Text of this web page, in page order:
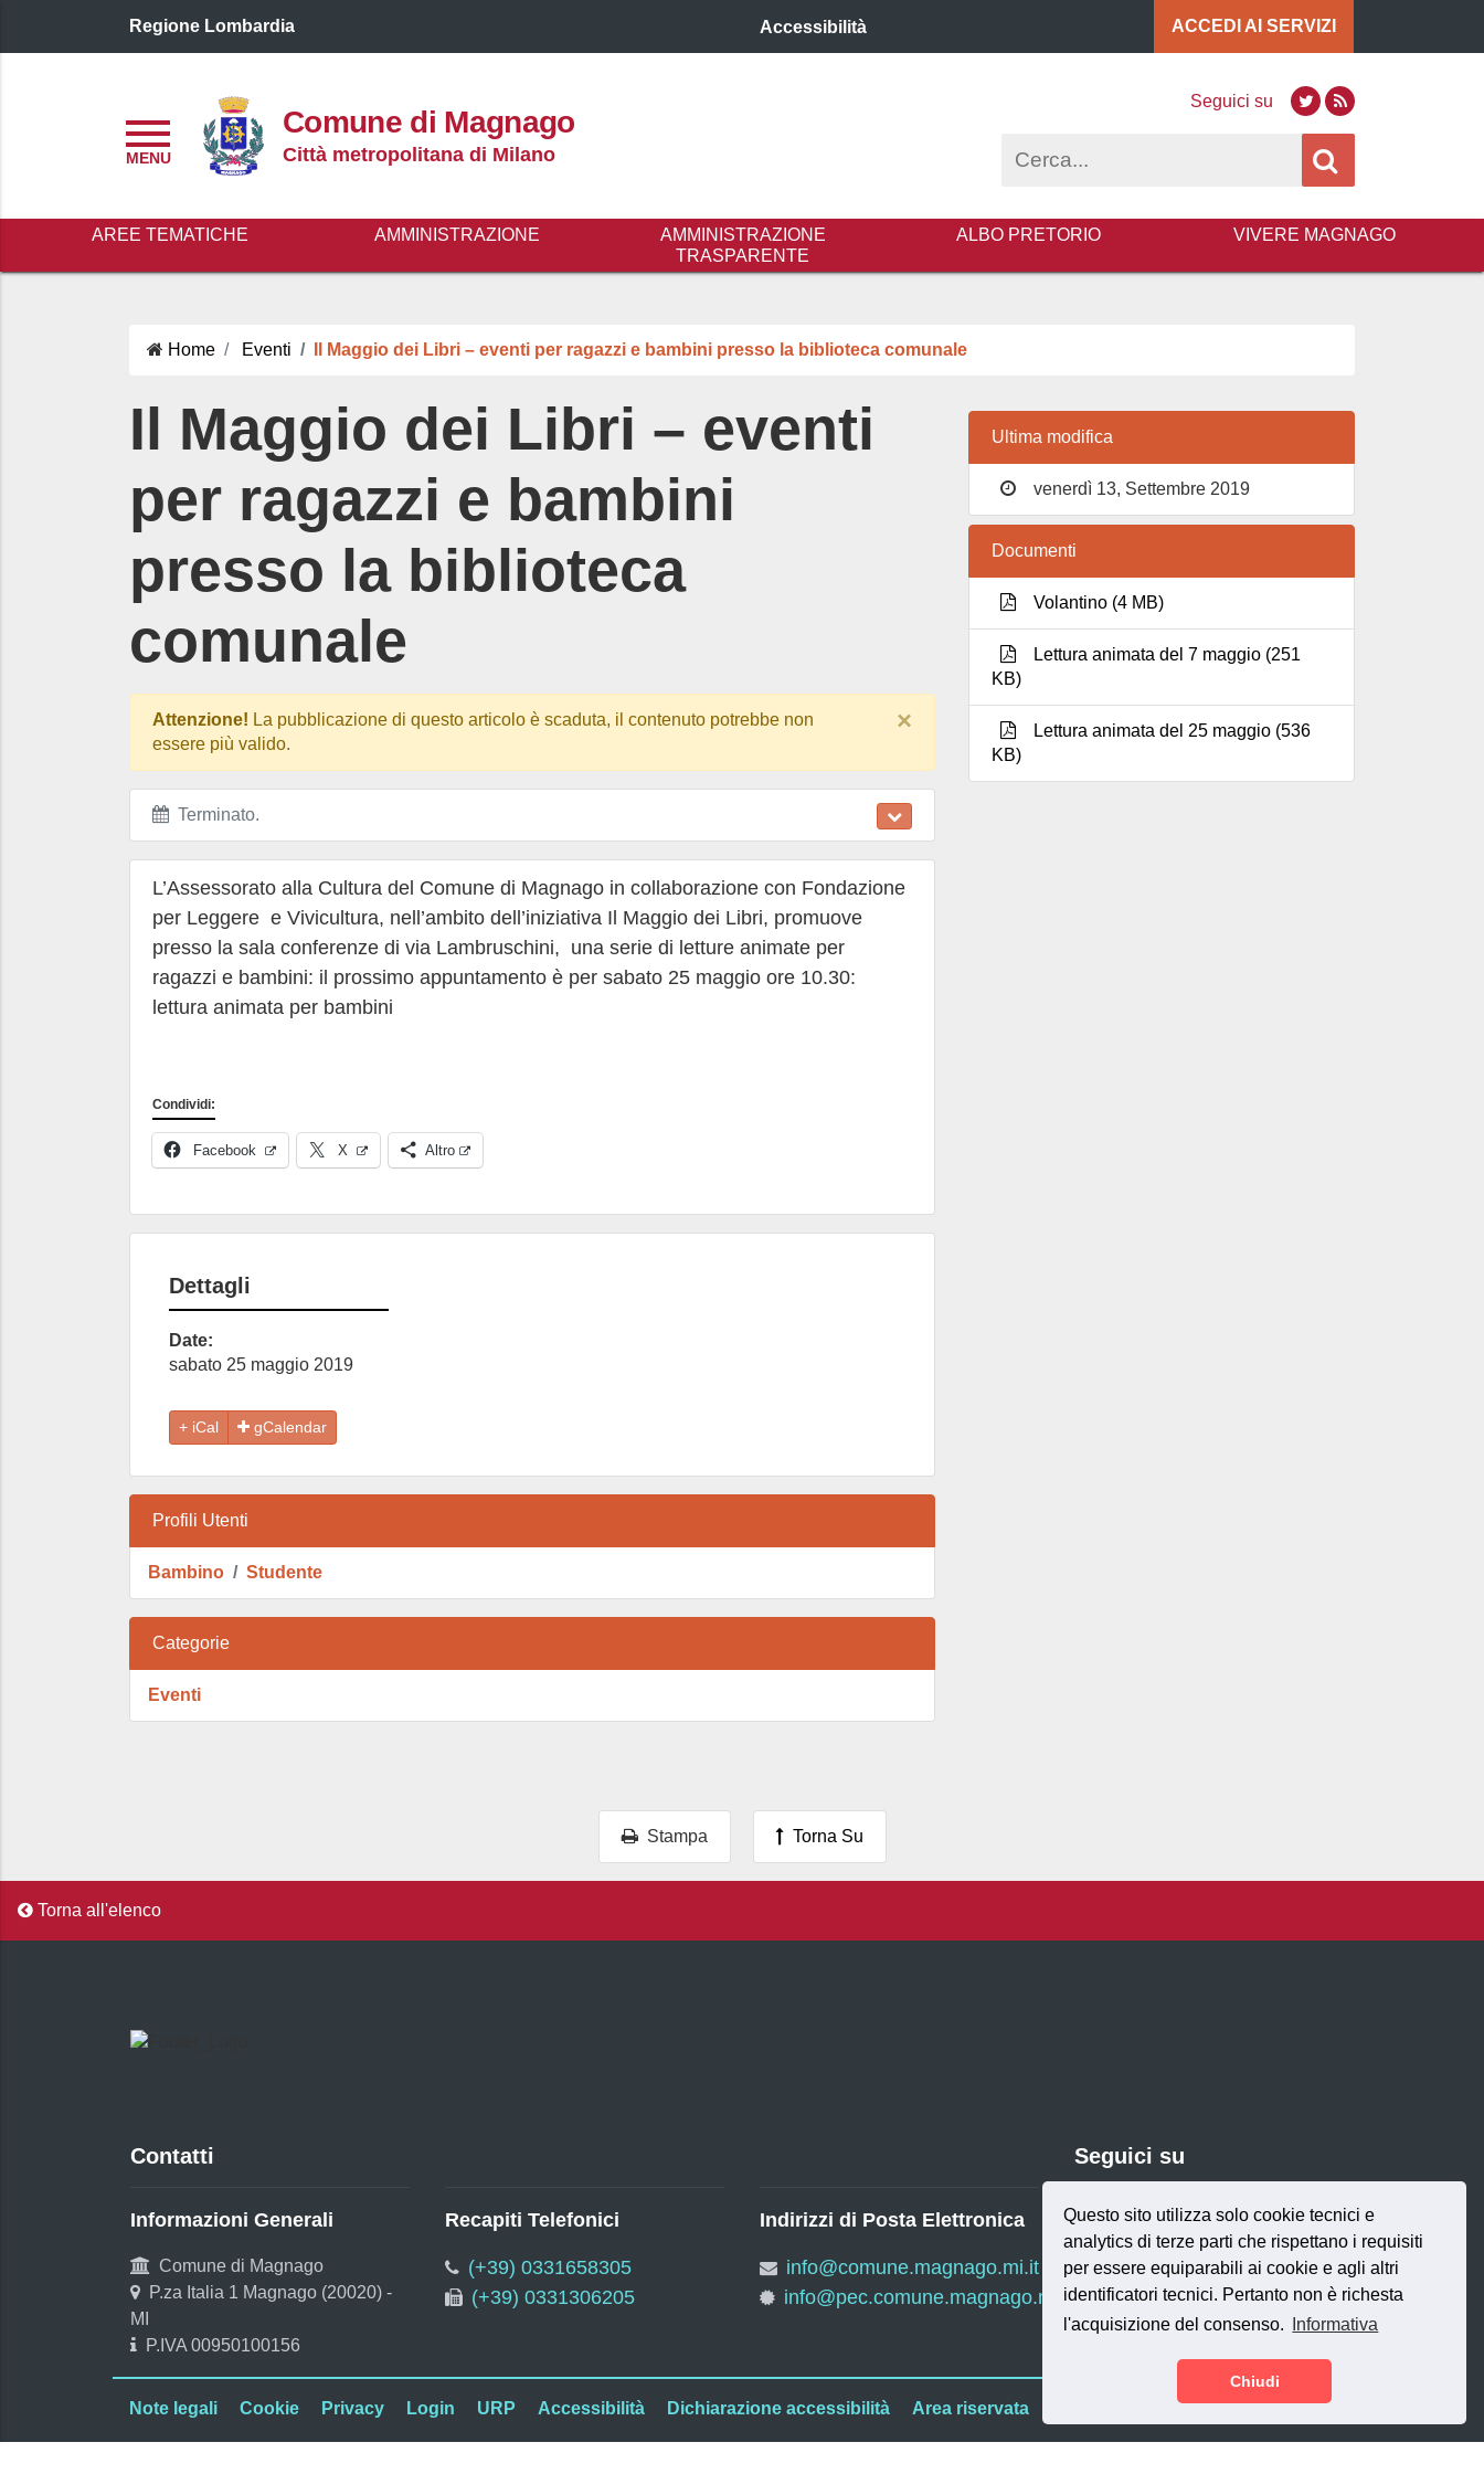
Questo sito utilizza solo cookie tecnici e
analytics di terze parti che rispettano i requisiti
per essere equiparabili ai cookie e agli altri
identificatori tecnici. Pertanto non è richesta
l'acquisizione del consenso.
Informativa
Chiudi
Regione Lombardia Accessibilità ACCEDI AI SERVIZI
Comune di Magnago
Città metropolitana di Milano
Seguici su TwitterRSS
AREE TEMATICHE AMMINISTRAZIONE
AMMINISTRAZIONE
TRASPARENTE
ALBO PRETORIO VIVERE MAGNAGO
Home Eventi Il Maggio dei Libri – eventi per ragazzi e bambini presso la biblioteca comunale
Il Maggio dei Libri – eventi
per ragazzi e bambini
presso la biblioteca
comunale
Attenzione! La pubblicazione di questo articolo è scaduta, il contenuto potrebbe non
essere più valido.
×
Terminato.
L’Assessorato alla Cultura del Comune di Magnago in collaborazione con Fondazione
per Leggere e Vivicultura, nell’ambito dell’iniziativa Il Maggio dei Libri, promuove
presso la sala conferenze di via Lambruschini, una serie di letture animate per
ragazzi e bambini: il prossimo appuntamento è per sabato 25 maggio ore 10.30:
lettura animata per bambini
Condividi:
Facebook X Altro
Dettagli
Date:
sabato 25 maggio 2019
gCalendar
Profili Utenti
Bambino Studente
Categorie
Eventi
Ultima modifica
venerdì 13, Settembre 2019
Documenti
Volantino (4 MB)
Lettura animata del 7 maggio (251
KB)
Lettura animata del 25 maggio (536
KB)
Stampa Torna Su
Torna all'elenco
Contatti
Informazioni Generali
Comune di Magnago
P.za Italia 1 Magnago (20020) -
MI
P.IVA 00950100156
Recapiti Telefonici
(+39) 0331658305
(+39) 0331306205
Indirizzi di Posta Elettronica
info@comune.magnago.mi.it
info@pec.comune.magnago.mi.it
Seguici su
TwitterRSS
Note legali Cookie Privacy Login URP Accessibilità Dichiarazione accessibilità Area riservata